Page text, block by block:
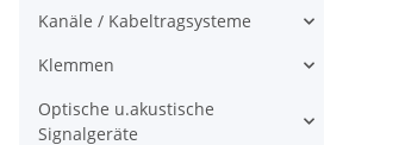
Kanäle / Kabeltragsysteme
Klemmen
Optische u.akustische
Signalgeräte